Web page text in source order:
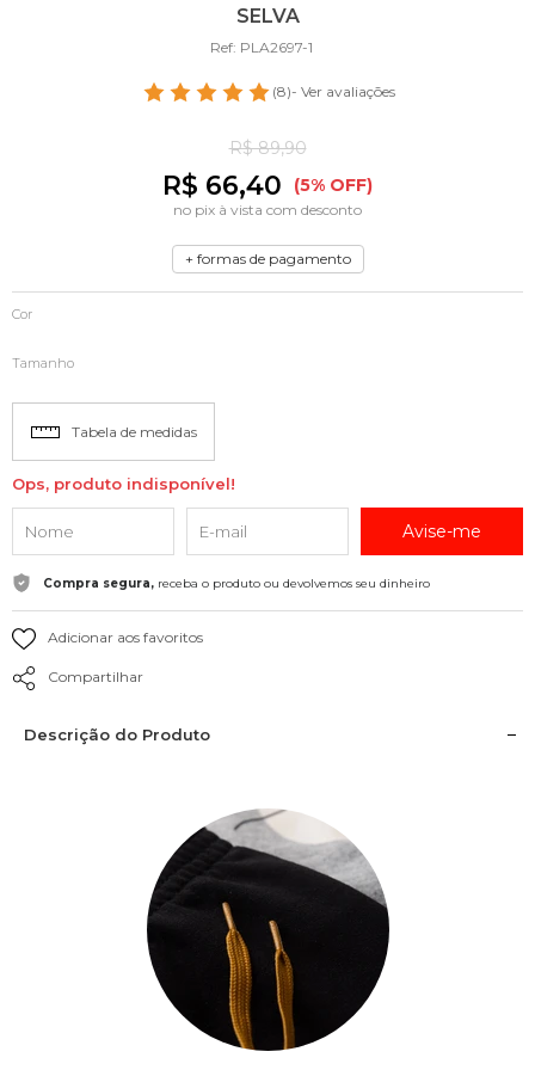
SELVA
Ref: PLA2697-1
(8)- Ver avaliações
R$ 89,90
R$ 66,40 (5% OFF)
no pix à vista com desconto
+ formas de pagamento
Cor
Tamanho
Tabela de medidas
Ops, produto indisponível!
Avise-me
Compra segura, receba o produto ou devolvemos seu dinheiro
Adicionar aos favoritos
Compartilhar
Descrição do Produto